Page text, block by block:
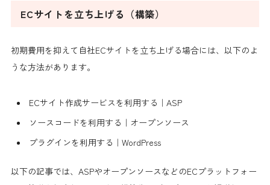
ECサイトを立ち上げる（構築）
初期費用を抑えて自社ECサイトを立ち上げる場合には、以下のよ
うな方法があります。
ECサイト作成サービスを利用する｜ASP
ソースコードを利用する｜オープンソース
プラグインを利用する｜WordPress
以下の記事では、ASPやオープンソースなどのECプラットフォー